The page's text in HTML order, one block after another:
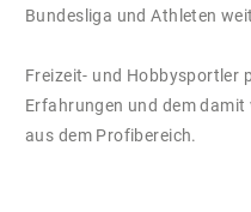
Bundesliga und Athleten
Freizeit- und Hobbysportler
Erfahrungen und dem
aus dem Profibereich.